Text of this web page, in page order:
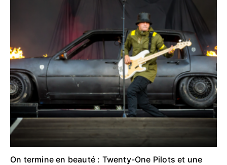
On termine en beauté : Twenty-One Pilots et une